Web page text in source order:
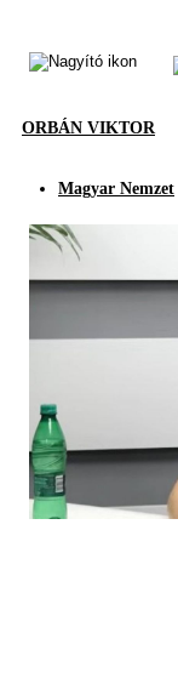
ORBÁN VIKTOR
Magyar Nemzet